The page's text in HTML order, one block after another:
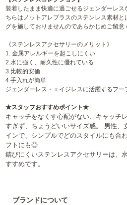
装着したまま快適に過ごせるジェンダーレ
ちらはノットアレプラスのステンレス素材
グを施しておりませんのであらかじめご留意
《ステンレスアクセサリーのメリット》
1. 金属アレルギーを起こしにくい
2.水に強く、耐久性に優れている
3.比較的安価
4.手入れが簡単
ジェンダーレス・エイジレスに活躍するフー
★スタッフおすすめポイント★
キャッチをなくす心配がない、キャッチ
すぎず、ちょうどいいサイズ感。 男性、
インで、シンプルでどのスタイルにも合
フトにも◎
錆びにくいステンレスアクセサリーは、
すすめです。
ブランドについて